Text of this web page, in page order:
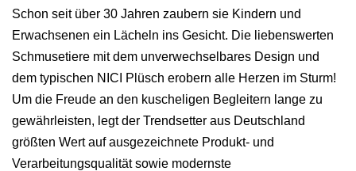
Schon seit über 30 Jahren zaubern sie Kindern und
Erwachsenen ein Lächeln ins Gesicht. Die liebenswerten
Schmusetiere mit dem unverwechselbares Design und
dem typischen NICI Plüsch erobern alle Herzen im Sturm!
Um die Freude an den kuscheligen Begleitern lange zu
gewährleisten, legt der Trendsetter aus Deutschland
größten Wert auf ausgezeichnete Produkt- und
Verarbeitungsqualität sowie modernste